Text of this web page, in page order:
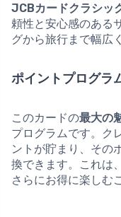
JCBカードクラシッ
頼性と安心感のある
グから旅行まで幅広
ポイントプログラ
このカードの最大の
プログラムです。ク
ントが貯まり、その
換できます。これは
さらにお得に楽しむ